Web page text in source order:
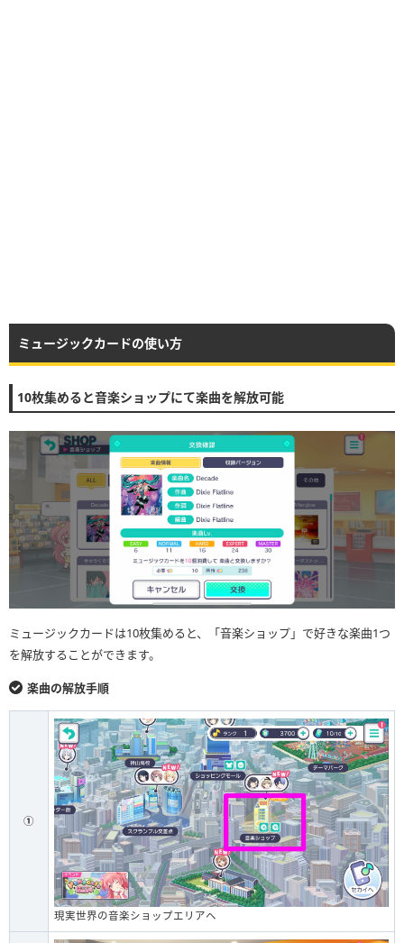
ミュージックカードの使い方
10枚集めると音楽ショップにて楽曲を解放可能
ミュージックカードは10枚集めると、「音楽ショップ」で好きな楽曲1つ
を解放することができます。
楽曲の解放手順
①
現実世界の音楽ショップエリアヘ